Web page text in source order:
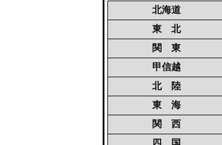
北海道
東 北
関 東
甲信越
北 陸
東 海
関 西
四 国